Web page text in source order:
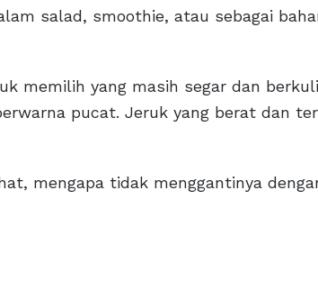
salad, smoothie, atau sebagai
memilih yang masih segar dan
pucat. Jeruk yang berat dan
mengapa tidak menggantinya